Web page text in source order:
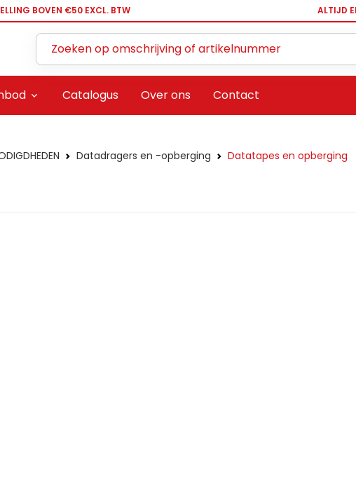
BOVEN €50 EXCL. BTW ALTIJD
Catalogus Over ons Contact
Datadragers en -opberging Datatapes en opberging